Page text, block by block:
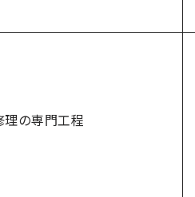
の専門工程